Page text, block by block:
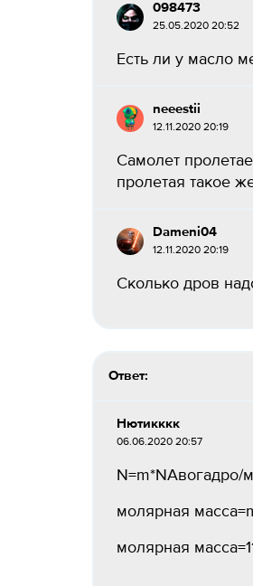
098473
25.05.2020 20:52
Есть ли у масло
neeestii
12.11.2020 20:19
Самолет
пролетая такое
Dameni04
12.11.2020 20:19
Сколько дров
Ответ:
Нютикккк
06.06.2020 20:57
N=m*NАвогадро/
молярная
молярная